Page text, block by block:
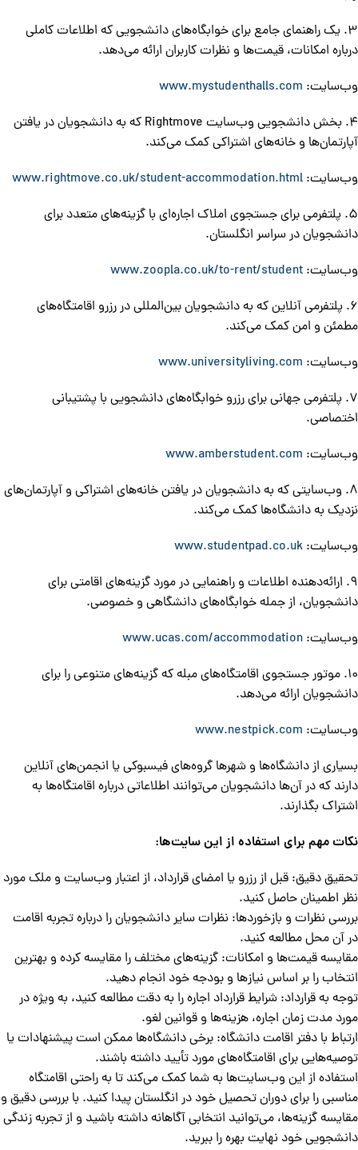
3. یک راهنمای جامع برای خوابگاه‌های دانشجویی که اطلاعات کاملی
درباره امکانات، قیمت‌ها و نظرات کاربران ارائه می‌دهد.
وب‌سایت: www.mystudenthalls.com
4. بخش دانشجویی وب‌سایت Rightmove که به دانشجویان در یافتن
آپارتمان‌ها و خانه‌های اشتراکی کمک می‌کند.
وب‌سایت: www.rightmove.co.uk/student-accommodation.html
5. پلتفرمی برای جستجوی املاک اجاره‌ای با گزینه‌های متعدد برای
دانشجویان در سراسر انگلستان.
وب‌سایت: www.zoopla.co.uk/to-rent/student
6. پلتفرمی آنلاین که به دانشجویان بین‌المللی در رزرو اقامتگاه‌های
مطمئن و امن کمک می‌کند.
وب‌سایت: www.universityliving.com
7. پلتفرمی جهانی برای رزرو خوابگاه‌های دانشجویی با پشتیبانی
اختصاصی.
وب‌سایت: www.amberstudent.com
8. وب‌سایتی که به دانشجویان در یافتن خانه‌های اشتراکی و آپارتمان‌های
نزدیک به دانشگاه‌ها کمک می‌کند.
وب‌سایت: www.studentpad.co.uk
9. ارائه‌دهنده اطلاعات و راهنمایی در مورد گزینه‌های اقامتی برای
دانشجویان، از جمله خوابگاه‌های دانشگاهی و خصوصی.
وب‌سایت: www.ucas.com/accommodation
10. موتور جستجوی اقامتگاه‌های مبله که گزینه‌های متنوعی را برای
دانشجویان ارائه می‌دهد.
وب‌سایت: www.nestpick.com
بسیاری از دانشگاه‌ها و شهرها گروه‌های فیسبوکی یا انجمن‌های آنلاین
دارند که در آن‌ها دانشجویان می‌توانند اطلاعاتی درباره اقامتگاه‌ها به
اشتراک بگذارند.
نکات مهم برای استفاده از این سایت‌ها:
تحقیق دقیق: قبل از رزرو یا امضای قرارداد، از اعتبار وب‌سایت و ملک مورد
نظر اطمینان حاصل کنید.
بررسی نظرات و بازخوردها: نظرات سایر دانشجویان را درباره تجربه اقامت
در آن محل مطالعه کنید.
مقایسه قیمت‌ها و امکانات: گزینه‌های مختلف را مقایسه کرده و بهترین
انتخاب را بر اساس نیازها و بودجه خود انجام دهید.
توجه به قرارداد: شرایط قرارداد اجاره را به دقت مطالعه کنید، به ویژه در
مورد مدت زمان اجاره، هزینه‌ها و قوانین لغو.
ارتباط با دفتر اقامت دانشگاه: برخی دانشگاه‌ها ممکن است پیشنهادات یا
توصیه‌هایی برای اقامتگاه‌های مورد تأیید داشته باشند.
استفاده از این وب‌سایت‌ها به شما کمک می‌کند تا به راحتی اقامتگاه
مناسبی را برای دوران تحصیل خود در انگلستان پیدا کنید. با بررسی دقیق و
مقایسه گزینه‌ها، می‌توانید انتخابی آگاهانه داشته باشید و از تجربه زندگی
دانشجویی خود نهایت بهره را ببرید.